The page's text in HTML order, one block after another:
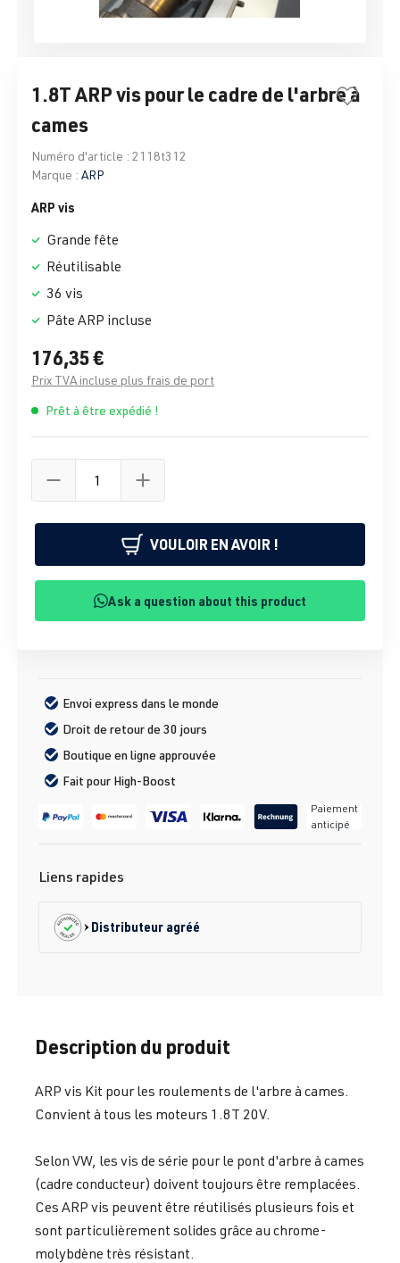
1.8T ARP vis pour le cadre de l'arbre à
cames
Numéro d'article : 2118t312
Marque : ARP
ARP vis
Grande fête
Réutilisable
36 vis
Pâte ARP incluse
176,35 €
Prix TVA incluse plus frais de port
Prêt à être expédié !
VOULOIR EN AVOIR !
Ask a question about this product
Envoi express dans le monde
Droit de retour de 30 jours
Boutique en ligne approuvée
Fait pour High-Boost
Paiement
anticipé
Liens rapides
Distributeur agréé
Description du produit
ARP vis Kit pour les roulements de l'arbre à cames.
Convient à tous les moteurs 1.8T 20V.
Selon VW, les vis de série pour le pont d'arbre à cames
(cadre conducteur) doivent toujours être remplacées.
Ces ARP vis peuvent être réutilisés plusieurs fois et
sont particulièrement solides grâce au chrome-
molybdène très résistant.